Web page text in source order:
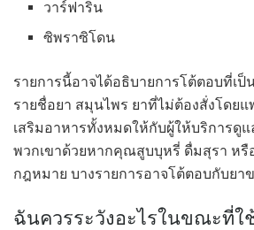
วาร์ฟาริน
ซิพราซิโดน
รายการนี้อาจได้อธิบายการโต้ตอบที่เป็
รายชื่อยา สมุนไพร ยาที่ไม่ต้องสั่งโดย
เสริมอาหารทั้งหมดให้กับผู้ให้บริการดู
พวกเขาด้วยหากคุณสูบบุหรี่ ดื่มสุรา หรื
กฎหมาย บางรายการอาจโต้ตอบกับย
ฉันควรระวังอะไรในขณะที่ใ